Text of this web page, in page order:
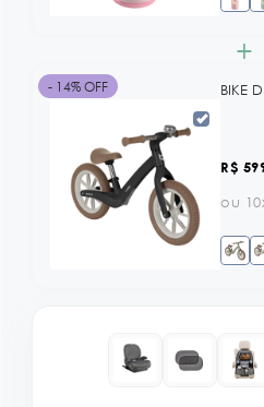
+
R$
ou
- 14% OFF